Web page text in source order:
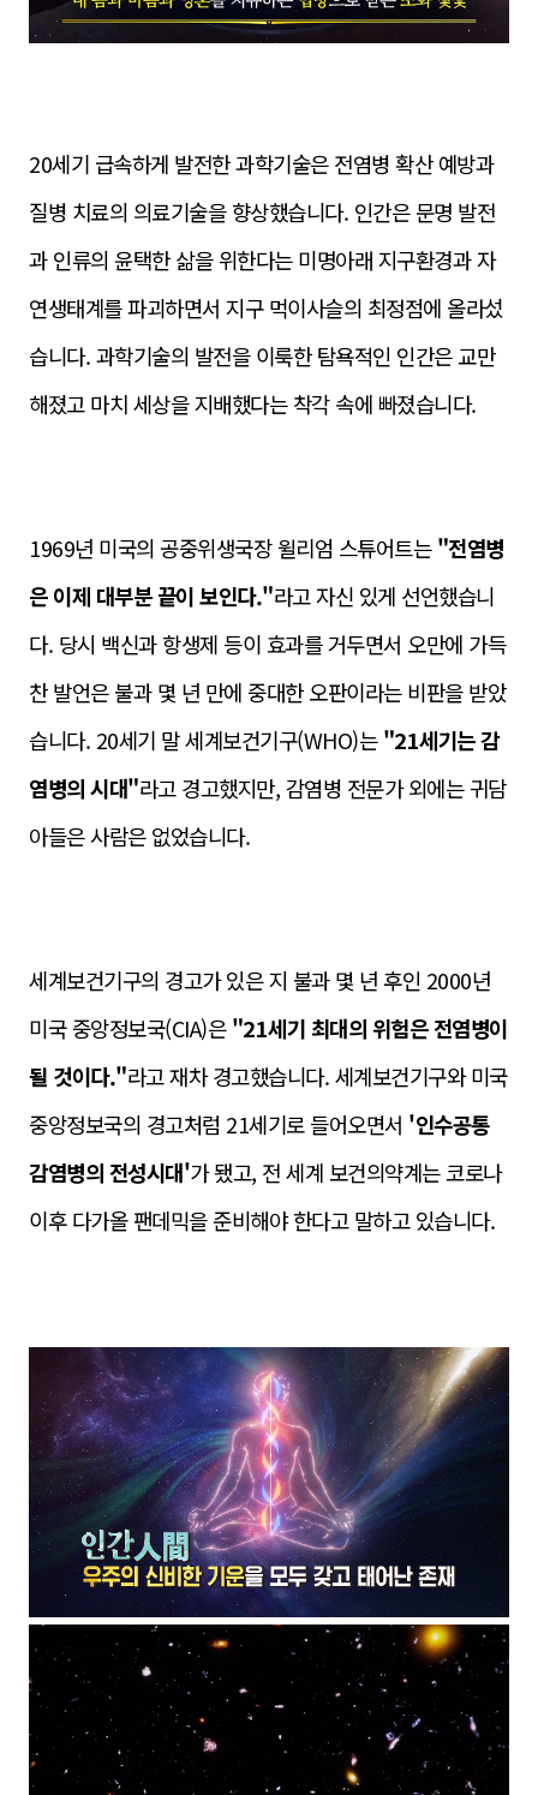
20세기 급속하게 발전한 과학기술은 전염병 확산 예방과
질병 치료의 의료기술을 향상했습니다. 인간은 문명 발전
과 인류의 윤택한 삶을 위한다는 미명아래 지구환경과 자
연생태계를 파괴하면서 지구 먹이사슬의 최정점에 올라섰
습니다. 과학기술의 발전을 이룩한 탐욕적인 인간은 교만
해졌고 마치 세상을 지배했다는 착각 속에 빠졌습니다.
1969년 미국의 공중위생국장 윌리엄 스튜어트는"전염병
은 이제 대부분 끝이 보인다."라고 자신 있게 선언했습니
다. 당시 백신과 항생제 등이 효과를 거두면서 오만에 가득
찬 발언은 불과 몇 년 만에 중대한 오판이라는 비판을 받았
습니다. 20세기 말 세계보건기구(WHO)는"21세기는 감
염병의 시대"라고 경고했지만, 감염병 전문가 외에는 귀담
아들은 사람은없었습니다.
세계보건기구의 경고가 있은 지 불과 몇 년 후인 2000년
미국 중앙정보국(CIA)은"21세기 최대의 위험은 전염병이
될 것이다."라고 재차 경고했습니다. 세계보건기구와 미국
중앙정보국의 경고처럼 21세기로 들어오면서 '인수공통
감염병의 전성시대'가 됐고, 전 세계 보건의약계는 코로나
이후 다가올 팬데믹을 준비해야 한다고 말하고 있습니다.